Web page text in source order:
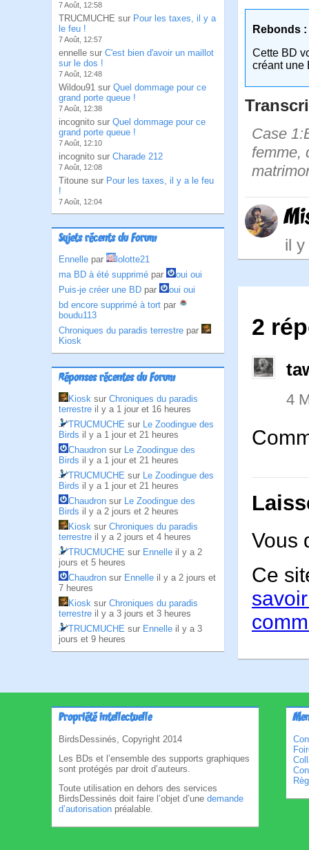
7 Août, 12:58
TRUCMUCHE sur Pour les taxes, il y a
le feu !
7 Août, 12:57
ennelle sur C'est bien d'avoir un maillot
sur le dos !
7 Août, 12:48
Wildou91 sur Quel dommage pour ce
grand porte queue !
7 Août, 12:38
incognito sur Quel dommage pour ce
grand porte queue !
7 Août, 12:10
incognito sur Charade 212
7 Août, 12:08
Titoune sur Pour les taxes, il y a le feu
!
7 Août, 12:04
Sujets récents du Forum
Ennelle par
lolotte21
ma BD à été supprimé par
oui oui
Puis-je créer une BD par
oui oui
bd encore supprimé à tort par
boudu113
Chroniques du paradis terrestre par
Kiosk
Réponses récentes du Forum
Kiosk sur Chroniques du paradis
terrestre il y a 1 jour et 16 heures
TRUCMUCHE sur Le Zoodingue des
Birds il y a 1 jour et 21 heures
Chaudron sur Le Zoodingue des
Birds il y a 1 jour et 21 heures
TRUCMUCHE sur Le Zoodingue des
Birds il y a 1 jour et 21 heures
Chaudron sur Le Zoodingue des
Birds il y a 2 jours et 2 heures
Kiosk sur Chroniques du paradis
terrestre il y a 2 jours et 4 heures
TRUCMUCHE sur Ennelle il y a 2
jours et 5 heures
Chaudron sur Ennelle il y a 2 jours et
7 heures
Kiosk sur Chroniques du paradis
terrestre il y a 3 jours et 3 heures
TRUCMUCHE sur Ennelle il y a 3
jours et 9 heures
Rebonds :
Cette BD
créant une
Case
femme,
il y
2
4
Vous
Ce
Propriété intellectuelle
BirdsDessinés, Copyright 2014
Les BDs et l’ensemble des supports graphiques
sont protégés par droit d’auteurs.
Toute utilisation en dehors des services
BirdsDessinés doit faire l’objet d’une demande
d’autorisation préalable.